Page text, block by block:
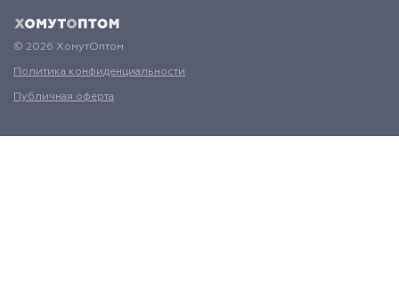
© 2026 ХомутОптом
Политика конфиденциальности
Публичная оферта